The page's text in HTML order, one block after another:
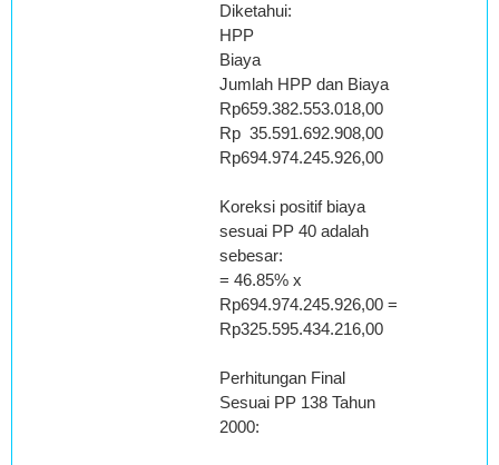
Diketahui:
HPP
Biaya
Jumlah HPP dan Biaya
Rp659.382.553.018,00
Rp 35.591.692.908,00
Rp694.974.245.926,00
Koreksi positif biaya
sesuai PP 40 adalah
sebesar:
= 46.85% x
Rp694.974.245.926,00 =
Rp325.595.434.216,00
Perhitungan Final
Sesuai PP 138 Tahun
2000: